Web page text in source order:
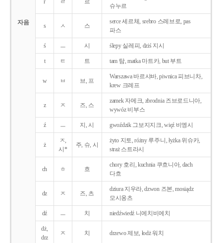
자음
r ㄹ 르
슈누르
s ㅅ 스
serce 세르체, srebro 스레브로, pas
파스
ś ㅡ 시 ślepy 실레피, dziś 지시
t ㅌ 트 tam 탐, matka 마트카, but 부트
w ㅂ 브, 프
Warszawa 바르샤바, piwnica 피브니차,
krew 크레프
z ㅈ 즈, 스
zamek 자메크, zbrodnia 즈브로드니아,
wywóz 비부스
ź ㅡ 지, 시 gwoździk 그보지지크, więź 비엥시
ż
ㅈ,
시*
주, 슈, 시
żyto 지토, różny 루주니, łyżka 위슈카,
straż 스트라시
ch ㅎ 흐
chory 호리, kuchnia 쿠흐니아, dach
다흐
dz ㅈ 즈, 츠
dziura 지우라, dzwon 즈본, mosiądz
모시옹츠
dź ㅡ 치 niedźwiedź 니에치비에치
dż,
drz
ㅈ 치 drzewo 제보, łodż 워치